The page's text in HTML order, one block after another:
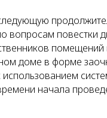
вопросам повестки
помещений
доме в форме
использованием
начала